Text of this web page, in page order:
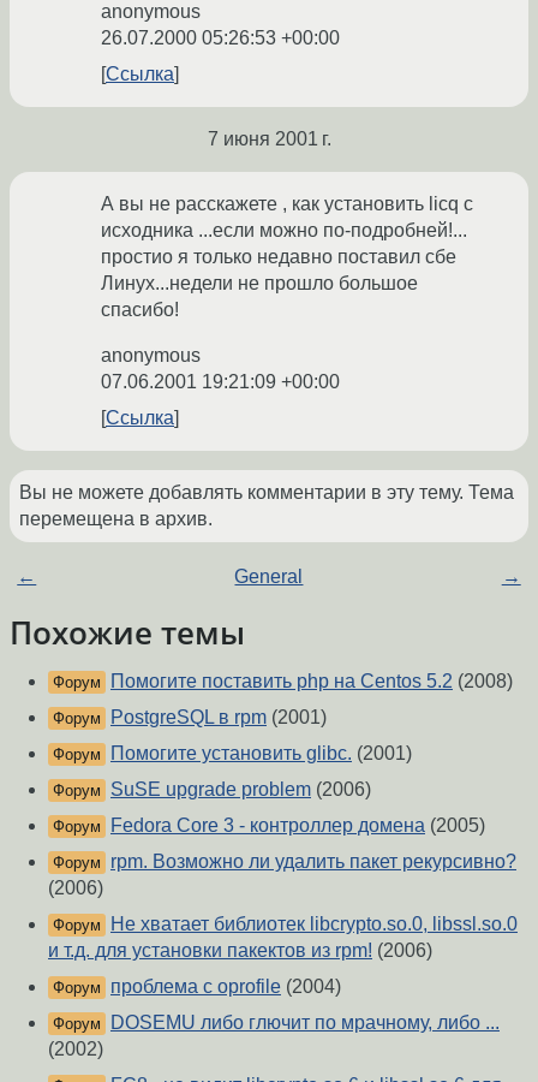
anonymous
26.07.2000 05:26:53 +00:00
Ссылка
7 июня 2001 г.
А вы не расскажете , как установить licq с
исходника ...если можно по-подробней!...
простио я только недавно поставил сбе
Линух...недели не прошло большое
спасибо!
anonymous
07.06.2001 19:21:09 +00:00
Ссылка
Вы не можете добавлять комментарии в эту тему. Тема
перемещена в архив.
← General →
Похожие темы
Форум Помогите поставить php на Centos 5.2 (2008)
Форум PostgreSQL в rpm (2001)
Форум Помогите установить glibc. (2001)
Форум SuSE upgrade problem (2006)
Форум Fedora Core 3 - контроллер домена (2005)
Форум
rpm. Возможно ли удалить пакет рекурсивно?
(2006)
Форум
Не хватает библиотек libcrypto.so.0, libssl.so.0
и т.д. для установки пакектов из rpm! (2006)
Форум проблема с oprofile (2004)
Форум
DOSEMU либо глючит по мрачному, либо ...
(2002)